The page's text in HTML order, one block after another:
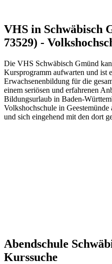
VHS in Schwäbisch
73529) -
Die VHS Schwäbisch Gmünd
Kursprogramm aufwarten und ist
Erwachsenenbildung für die
einem seriösen und erfahrenen
Bildungsurlaub in Baden-
Volkshochschule in
und sich eingehend mit den dort
Abendschule
Kurssuche